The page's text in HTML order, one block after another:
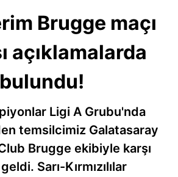
Brugge maçı
açıklamalarda
bulundu!
Ligi A Grubu'nda
temsilcimiz Galatasaray
Brugge ekibiyle karşı
Sarı-Kırmızılılar